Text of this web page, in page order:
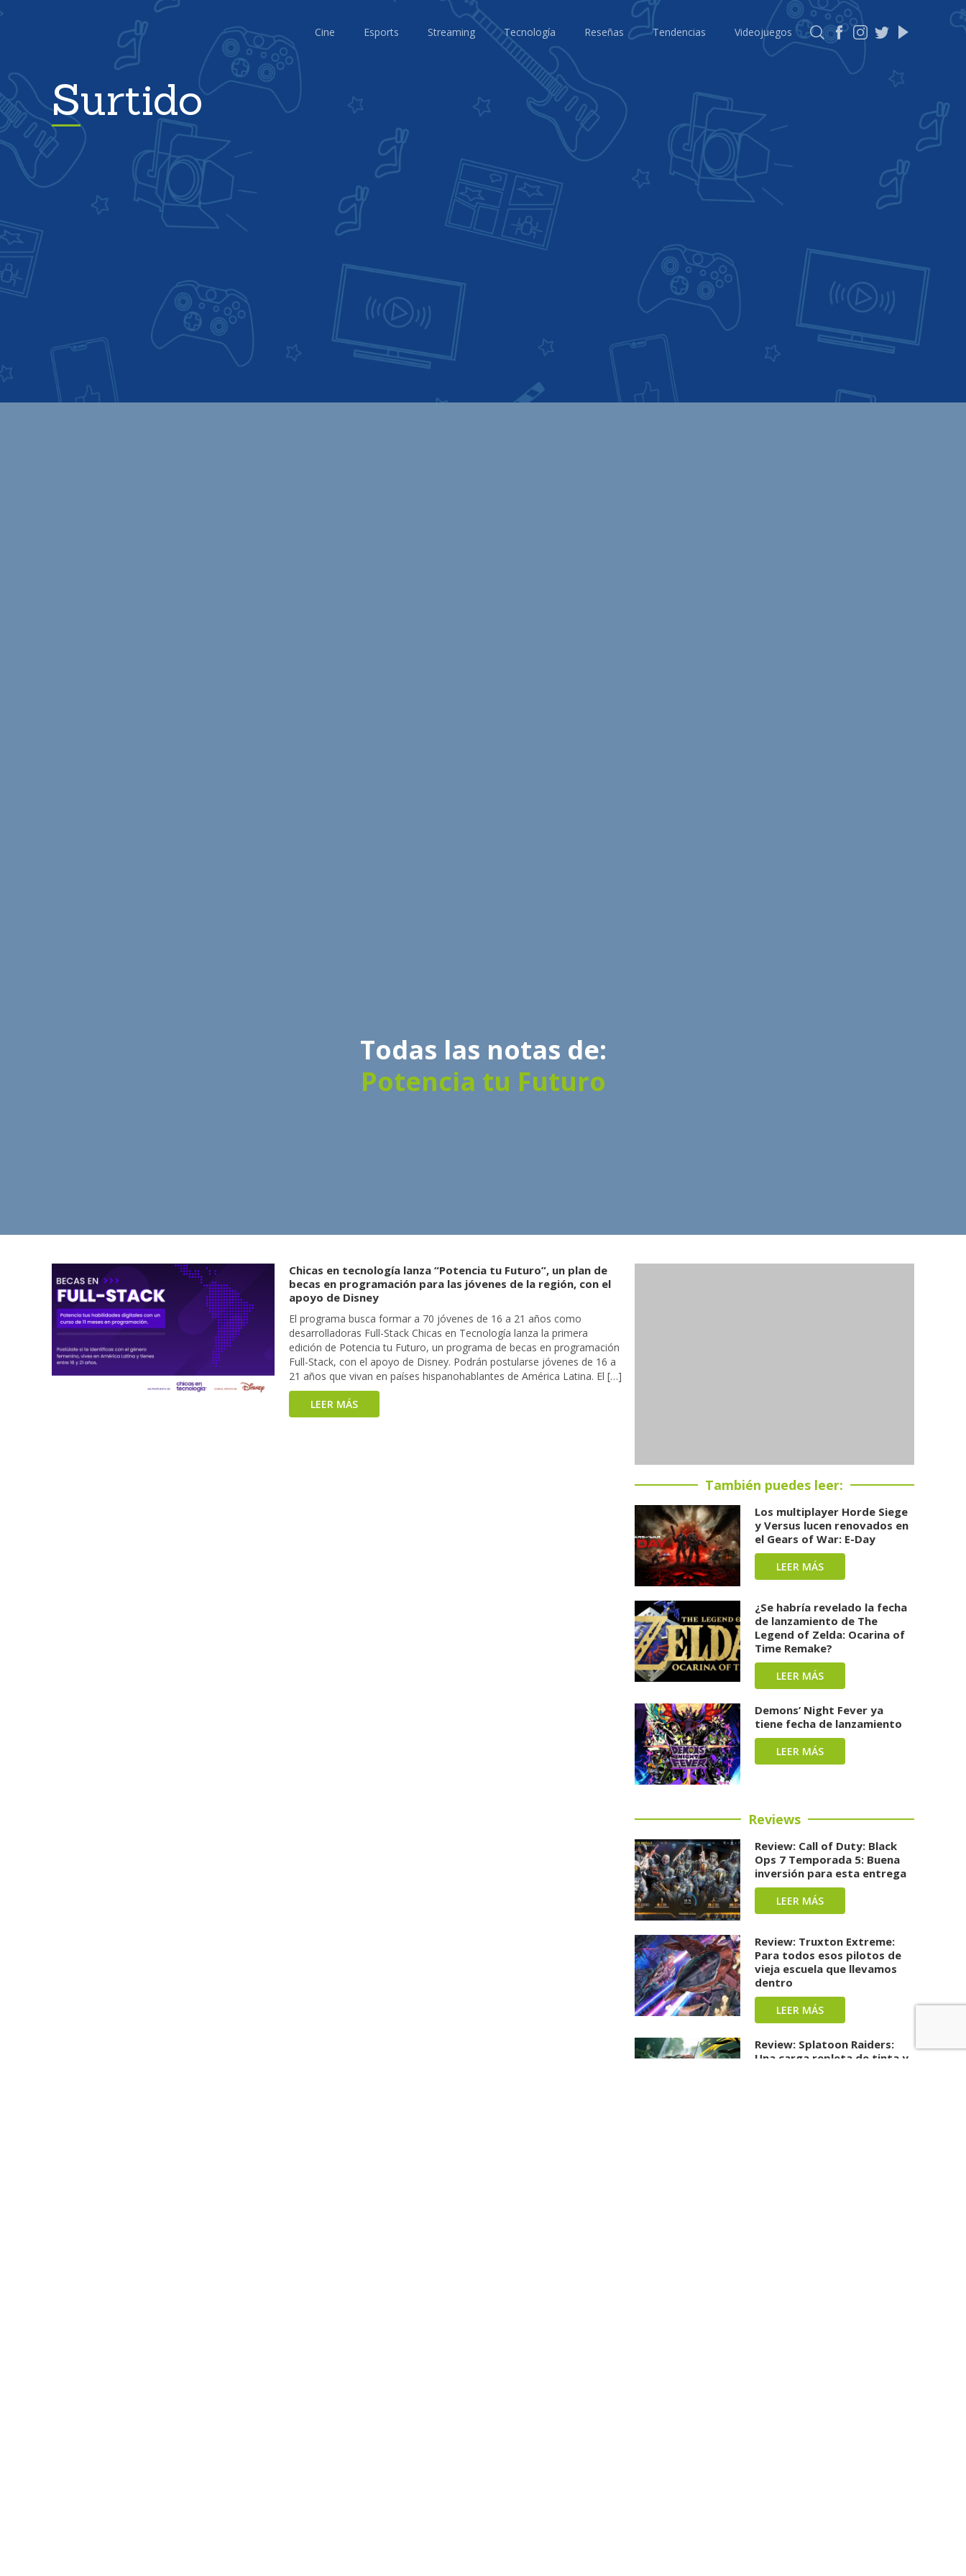
Cine Esports Streaming Tecnología Reseñas Tendencias Videojuegos
Surtido
Todas las notas de:
Potencia tu Futuro
Chicas en tecnología lanza “Potencia tu Futuro”, un plan de
becas en programación para las jóvenes de la región, con el
apoyo de Disney
El programa busca formar a 70 jóvenes de 16 a 21 años como
desarrolladoras Full-Stack Chicas en Tecnología lanza la primera
edición de Potencia tu Futuro, un programa de becas en programación
Full-Stack, con el apoyo de Disney. Podrán postularse jóvenes de 16 a
21 años que vivan en países hispanohablantes de América Latina. El […]
LEER MÁS
También puedes leer:
Los multiplayer Horde Siege
y Versus lucen renovados en
el Gears of War: E-Day
LEER MÁS
¿Se habría revelado la fecha
de lanzamiento de The
Legend of Zelda: Ocarina of
Time Remake?
LEER MÁS
Demons’ Night Fever ya
tiene fecha de lanzamiento
LEER MÁS
Reviews
Review: Call of Duty: Black
Ops 7 Temporada 5: Buena
inversión para esta entrega
LEER MÁS
Review: Truxton Extreme:
Para todos esos pilotos de
vieja escuela que llevamos
dentro
LEER MÁS
Review: Splatoon Raiders:
Una carga repleta de tinta y